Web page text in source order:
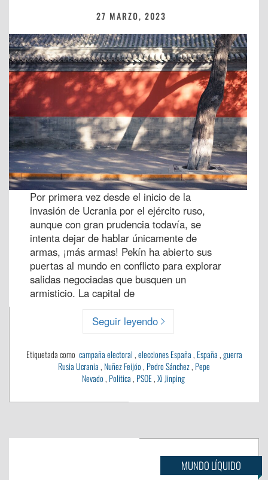
27 MARZO, 2023
Por primera vez desde el inicio de la
invasión de Ucrania por el ejército ruso,
aunque con gran prudencia todavía, se
intenta dejar de hablar únicamente de
armas, ¡más armas! Pekín ha abierto sus
puertas al mundo en conflicto para explorar
salidas negociadas que busquen un
armisticio. La capital de
Seguir leyendo
Etiquetada como campaña electoral,elecciones España, España,guerra
Rusia Ucrania, Nuñez Feijóo, Pedro Sánchez, Pepe
Nevado, Política, PSOE,Xi Jinping
MUNDO LÍQUIDO